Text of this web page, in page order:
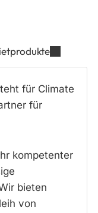
kompetenter
bieten
von